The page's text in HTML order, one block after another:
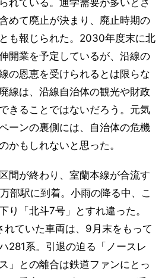
めて廃止が決まり、廃止時期の
も報じられた。2030年度末に北
開業を予定しているが、沿線の
の恩恵を受けられるとは限らな
線は、沿線自治体の観光や財政
きることではないだろう。元気
ーンの裏側には、自治体の危機
かもしれないと思った。
間が終わり、室蘭本線が合流す
部駅に到着。小雨の降る中、こ
り「北斗7号」とすれ違った。
れていた車両は、9月末をもって
281系。引退の迫る「ノースレ
」との離合は鉄道ファンにとっ